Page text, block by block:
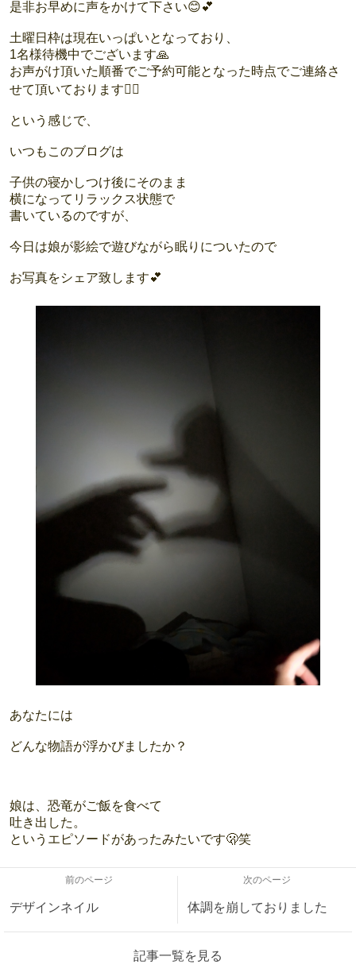
是非お早めに声をかけて下さい😊💕
土曜日枠は現在いっぱいとなっており、
1名様待機中でございます🙏
お声がけ頂いた順番でご予約可能となった時点でご連絡さ
せて頂いております🙇‍♀️
という感じで、
いつもこのブログは
子供の寝かしつけ後にそのまま
横になってリラックス状態で
書いているのですが、
今日は娘が影絵で遊びながら眠りについたので
お写真をシェア致します💕
あなたには
どんな物語が浮かびましたか？
娘は、恐竜がご飯を食べて
吐き出した。
というエピソードがあったみたいです🫢笑
前のページ
デザインネイル
次のページ
体調を崩しておりました
記事一覧を見る